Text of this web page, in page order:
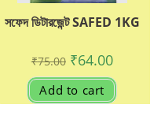
সফেদ ডিটারজেন্ট SAFED 1KG
₹75.00 Original
price
was:
₹75.00.
₹64.00Current
price
is:
Add to cart